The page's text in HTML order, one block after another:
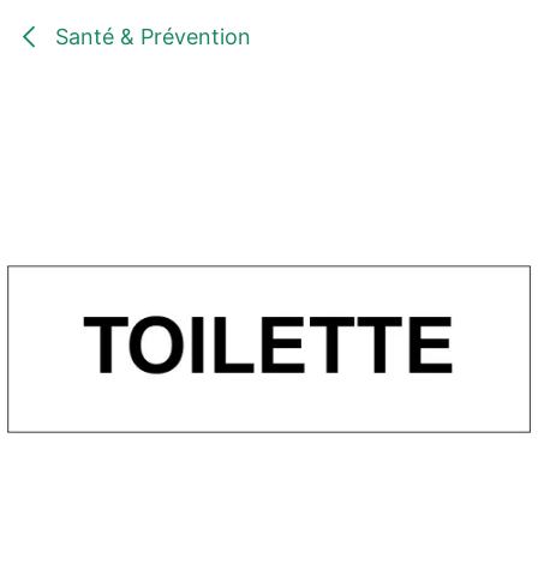
Santé & Prévention